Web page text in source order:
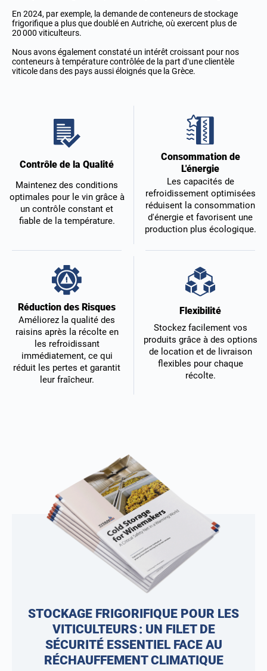
En 2024, par exemple, la demande de conteneurs de stockage
frigorifique a plus que doublé en Autriche, où exercent plus de
20 000 viticulteurs.
Nous avons également constaté un intérêt croissant pour nos
conteneurs à température contrôlée de la part d’une clientèle
viticole dans des pays aussi éloignés que la Grèce.
Contrôle de la Qualité
Maintenez des conditions
optimales pour le vin grâce à
un contrôle constant et
fiable de la température.
Consommation de
L'énergie
Les capacités de
refroidissement optimisées
réduisent la consommation
d'énergie et favorisent une
production plus écologique.
Réduction des Risques
Améliorez la qualité des
raisins après la récolte en
les refroidissant
immédiatement, ce qui
réduit les pertes et garantit
leur fraîcheur.
Flexibilité
Stockez facilement vos
produits grâce à des options
de location et de livraison
flexibles pour chaque
récolte.
STOCKAGE FRIGORIFIQUE POUR LES
VITICULTEURS : UN FILET DE
SÉCURITÉ ESSENTIEL FACE AU
RÉCHAUFFEMENT CLIMATIQUE